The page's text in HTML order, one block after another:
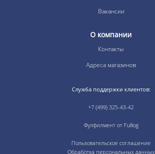
Вакансии
О компании
Контакты
Адреса магазинов
Служба поддержки клиентов:
+7 (499) 325-43-42
Фулфилмент от Fulllog
Пользовательское соглашение
Обработка персональных данных